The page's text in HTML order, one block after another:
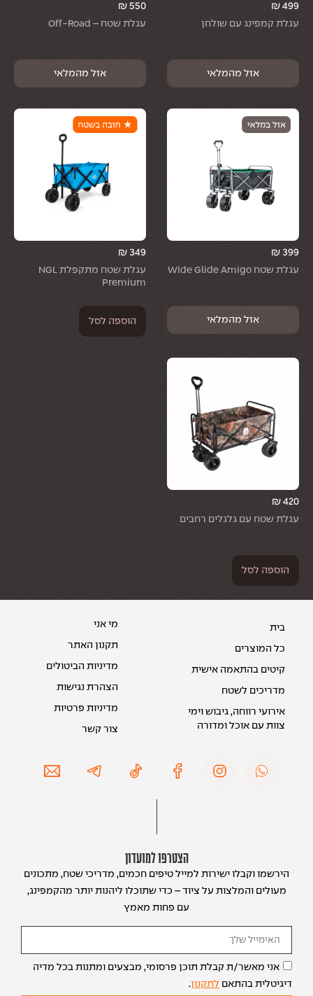
₪ 499
עגלת קמפינג עם שולחן
₪ 550
עגלת שטח – Off-Road
₪ 399
עגלת שטח Wide Glide Amigo
₪ 349
עגלת שטח מתקפלת NGL
Premium
הוספה לסל
₪ 420
עגלת שטח עם גלגלים רחבים
הוספה לסל
בית
כל המוצרים
קיטים בהתאמה אישית
מדריכים לשטח
אירועי רווחה, גיבוש וימי
צוות עם אוכל ומדורה
הצטרפו למועדון
הירשמו וקבלו ישירות למייל טיפים חכמים, מדריכי שטח, מתכונים
מעולים והמלצות על ציוד – כדי שתוכלו ליהנות יותר מהקמפינג,
עם פחות מאמץ
אני מאשר/ת קבלת תוכן פרסומי, מבצעים ומתנות בכל מדיה
דיגיטלית בהתאם לתקנון.
מי אני
תקנון האתר
מדיניות הביטולים
הצהרת נגישות
מדיניות פרטיות
צור קשר